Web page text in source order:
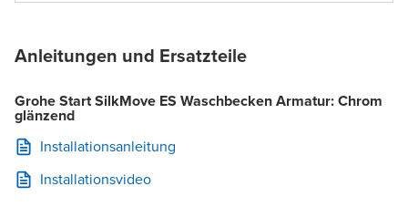
Anleitungen und Ersatzteile
Grohe Start SilkMove ES Waschbecken Armatur: Chrom
glänzend
Installationsanleitung
Installationsvideo